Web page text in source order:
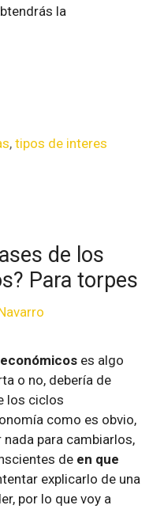
la
,tipos de interes
de los
Para torpes
es algo
o no, debería de
los ciclos
como es obvio,
para cambiarlos,
de en que
explicarlo de una
por lo que voy a